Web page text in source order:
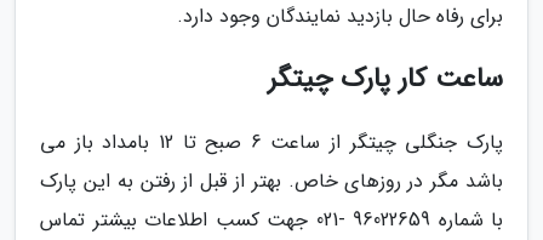
برای رفاه حال بازدید نمایندگان وجود دارد.
ساعت کار پارک چیتگر
پارک جنگلی چیتگر از ساعت 6 صبح تا 12 بامداد باز می
باشد مگر در روزهای خاص. بهتر از قبل از رفتن به این پارک
با شماره 96022659 -021 جهت کسب اطلاعات بیشتر تماس